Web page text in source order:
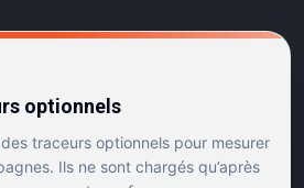
optionnels
traceurs optionnels pour mesurer
Ils ne sont chargés qu’après